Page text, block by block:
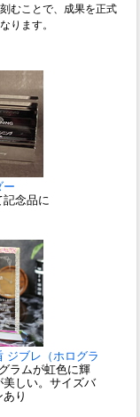
むことで、成果を正式
ります。
ー
記念品に
ジブレ（ホログラ
ラムが虹色に輝
美しい。サイズバ
り